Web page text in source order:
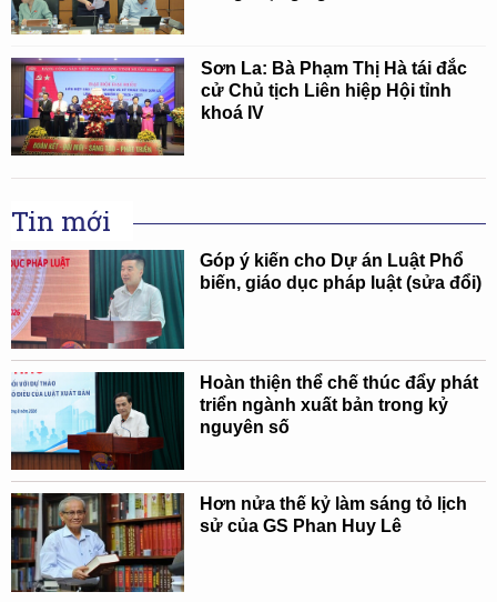
Sơn La: Bà Phạm Thị Hà tái đắc
cử Chủ tịch Liên hiệp Hội tỉnh
khoá IV
Tin mới
Góp ý kiến cho Dự án Luật Phổ
biến, giáo dục pháp luật (sửa đổi)
Hoàn thiện thể chế thúc đẩy phát
triển ngành xuất bản trong kỷ
nguyên số
Hơn nửa thế kỷ làm sáng tỏ lịch
sử của GS Phan Huy Lê